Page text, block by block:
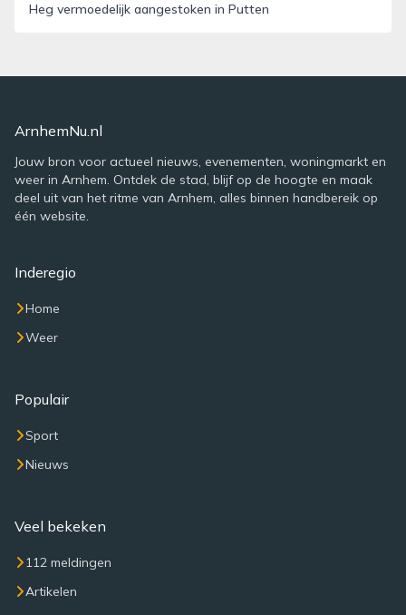
Heg vermoedelijk aangestoken in Putten
ArnhemNu.nl
Jouw bron voor actueel nieuws, evenementen, woningmarkt en
weer in Arnhem. Ontdek de stad, blijf op de hoogte en maak
deel uit van het ritme van Arnhem, alles binnen handbereik op
één website.
Inderegio
Home
Weer
Populair
Sport
Nieuws
Veel bekeken
112 meldingen
Artikelen